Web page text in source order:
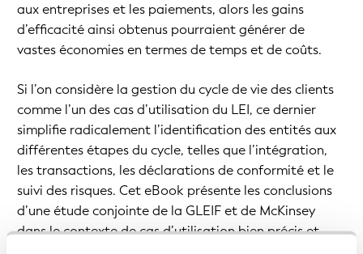
aux entreprises et les paiements, alors les gains
d’efficacité ainsi obtenus pourraient générer de
vastes économies en termes de temps et de coûts.
Si l’on considère la gestion du cycle de vie des clients
comme l’un des cas d’utilisation du LEI, ce dernier
simplifie radicalement l’identification des entités aux
différentes étapes du cycle, telles que l’intégration,
les transactions, les déclarations de conformité et le
suivi des risques. Cet eBook présente les conclusions
d’une étude conjointe de la GLEIF et de McKinsey
dans le contexte de cas d’utilisation bien précis et